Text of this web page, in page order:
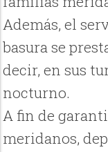
Además, el
basura se
decir, en sus
nocturno.
A fin de
meridanos,